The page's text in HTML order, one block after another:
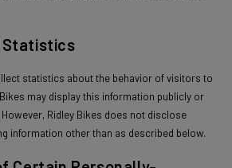
Statistics
statistics about the behavior of visitors to
may display this information publicly or
Ridley Bikes does not disclose
information other than as described below.